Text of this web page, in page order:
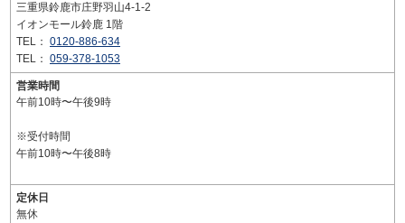
三重県鈴鹿市庄野羽山4-1-2
イオンモール鈴鹿 1階
TEL： 0120-886-634
TEL： 059-378-1053
営業時間
午前10時〜午後9時
※受付時間
午前10時〜午後8時
定休日
無休